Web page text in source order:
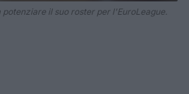
il suo roster per l'EuroLeague.